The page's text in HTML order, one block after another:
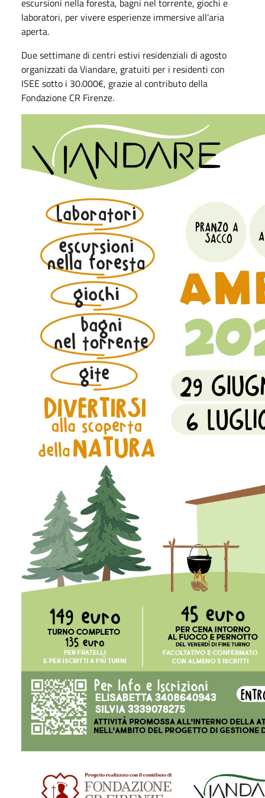
laboratori, per vivere esperienze immersive all’aria
aperta.
Due settimane di centri estivi residenziali di agosto
organizzati da Viandare, gratuiti per i residenti con
ISEE sotto i 30.000€, grazie al contributo della
Fondazione CR Firenze.